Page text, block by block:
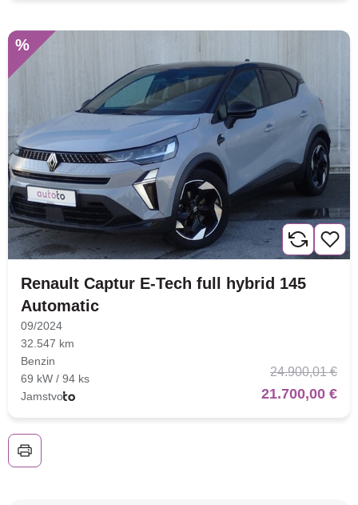
%
Renault Captur E-Tech full hybrid 145
Automatic
09/2024
32.547 km
Benzin
69 kW / 94 ks
Jamstvo
24.900,01 €
21.700,00 €
Brza pretraga Napredna pretraga
Traži